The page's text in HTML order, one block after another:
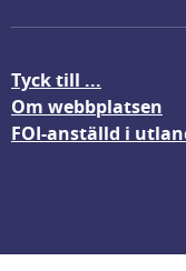
Tyck till ...
Om webbplatsen
FOI-anställd i